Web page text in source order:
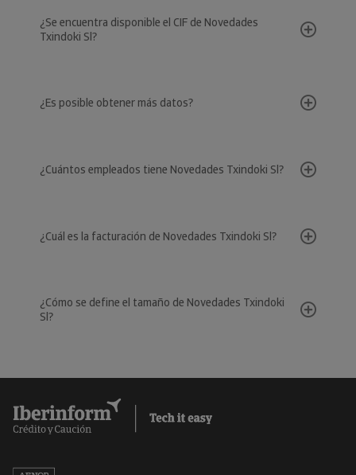
¿Se encuentra disponible el CIF de Novedades
Txindoki Sl?
¿Es posible obtener más datos?
¿Cuántos empleados tiene Novedades Txindoki Sl?
¿Cuál es la facturación de Novedades Txindoki Sl?
¿Cómo se define el tamaño de Novedades Txindoki
Sl?